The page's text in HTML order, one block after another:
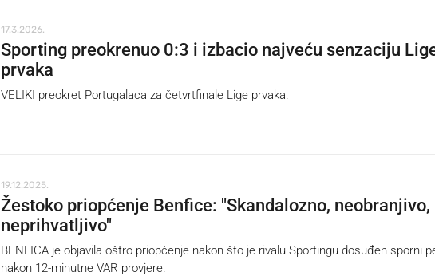
17.3.2026.
Sporting preokrenuo 0:3 i izbacio najveću senzaciju
prvaka
VELIKI preokret Portugalaca za četvrtfinale Lige prvaka.
19.12.2025.
Žestoko priopćenje Benfice: "Skandalozno, neobranjivo,
neprihvatljivo"
BENFICA je objavila oštro priopćenje nakon što je rivalu Sportingu dosuđen sporni
nakon 12-minutne VAR provjere.